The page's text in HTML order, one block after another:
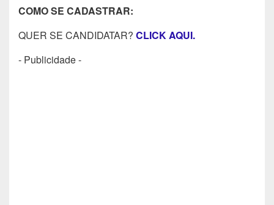
COMO SE CADASTRAR:
QUER SE CANDIDATAR? CLICK AQUI.
- Publicidade -